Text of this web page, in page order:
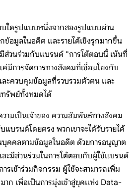
ใดรูปแบบหนึ่งจากสองรูปแบบผ่าน
ข้อมูลในอดีต และรายได้เชิงรุกมากขึ้น
ส่วนร่วมกับแบรนด์ "การโต้ตอบนี้ เน้นที่
ค่มีการจัดการทางสังคมที่เชื่อมโยงกับ
ะควบคุมข้อมูลที่รวบรวมตัวตน และ
รัพย์ทั้งหมดได้
ามเป็นเจ้าของ ความสัมพันธ์ทางสังคม
บรนด์โดยตรง พวกเขาจะได้รับรายได้
คคลตามข้อมูลในอดีต ด้วยการอนุญาต
ะมีส่วนร่วมในการโต้ตอบกับผู้ใช้แบรนด์
รเข้าร่วมกิจกรรม ผู้ใช้จะสามารถเพิ่ม
าก เพื่อเป็นการมุ่งเข้าสู่ยุคแห่ง Data-